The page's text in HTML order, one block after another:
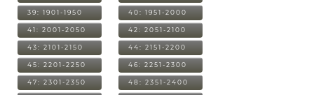
39: 1901-1950 40: 1951-2000
41: 2001-2050 42: 2051-2100
43: 2101-2150 44: 2151-2200
45: 2201-2250 46: 2251-2300
47: 2301-2350 48: 2351-2400